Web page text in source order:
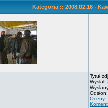
Kategoria :: 2008.02.16 -
Tytuł
Wysłał:
Oceny: